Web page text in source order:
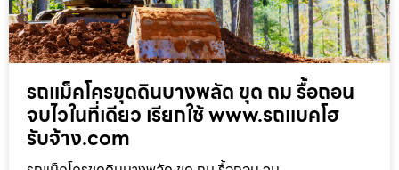
รถแม็คโครขุดดินบางพลัด ขุด ถม รื้อถอน
จบไวในที่เดียว เรียกใช้ www.รถแบคโฮ
รับจ้าง.com